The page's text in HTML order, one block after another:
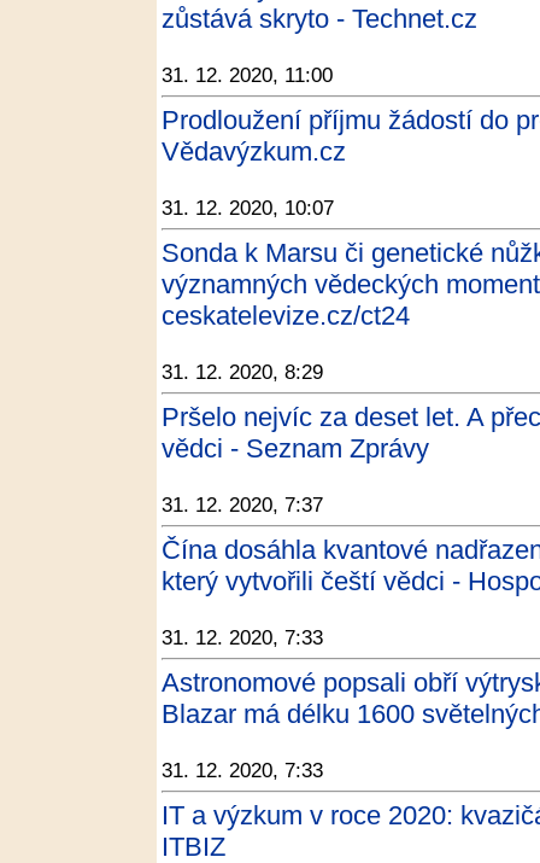
zůstává skryto - Technet.cz
31. 12. 2020, 11:00
Prodloužení příjmu žádostí do
Vědavýzkum.cz
31. 12. 2020, 10:07
Sonda k Marsu či genetické
významných vědeckých
ceskatelevize.cz/ct24
31. 12. 2020, 8:29
Pršelo nejvíc za deset let. A
vědci - Seznam Zprávy
31. 12. 2020, 7:37
Čína dosáhla kvantové
který vytvořili čeští vědci -
31. 12. 2020, 7:33
Astronomové popsali obří
Blazar má délku 1600
31. 12. 2020, 7:33
IT a výzkum v roce 2020:
ITBIZ